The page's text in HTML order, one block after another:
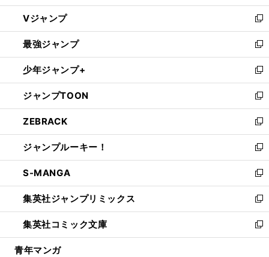
ウ
ィ
ン
ド
ウ
で
開
く
し
い
ウ
ィ
ン
ド
ウ
で
開
く
Vジャンプ
新
し
い
ウ
ィ
ン
ド
ウ
で
開
く
最強ジャンプ
新
し
い
ウ
ィ
ン
ド
ウ
で
開
く
少年ジャンプ+
新
し
い
ウ
ィ
ン
ド
ウ
で
開
く
ジャンプTOON
新
し
い
ウ
ィ
ン
ド
ウ
で
開
く
ZEBRACK
新
し
い
ウ
ィ
ン
ド
ウ
で
開
ジャンプルーキー！
新
し
い
ウ
ィ
ン
ド
ウ
S-MANGA
新
し
い
ウ
ィ
ン
集英社ジャンプリミックス
新
し
い
ウ
集英社コミック文庫
新
し
青年マンガ